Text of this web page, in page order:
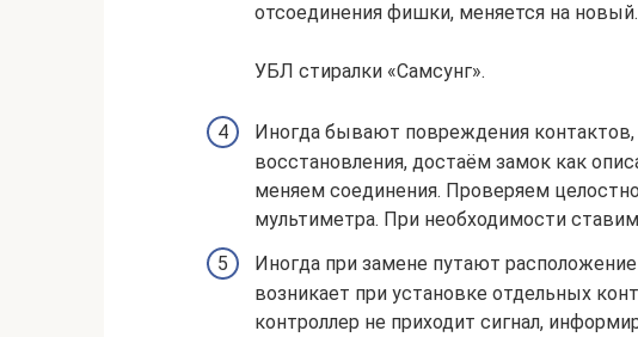
отсоединения фишки, меняется на новый.
УБЛ стиралки «Самсунг».
Иногда бывают повреждения контактов,
восстановления, достаём замок как
меняем соединения. Проверяем
мультиметра. При необходимости
Иногда при замене путают
возникает при установке отдельных
контроллер не приходит сигнал,